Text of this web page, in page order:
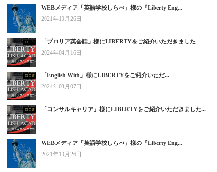
WEBメディア「英語学校しらべ」様の『Liberty Eng...
2021年10月26日
「プロリア英会話」様にLIBERTYをご紹介いただきました...
2024年04月16日
「English With」様にLIBERTYをご紹介いただ...
2024年03月07日
「コンサルキャリア」様にLIBERTYをご紹介いただきました...
WEBメディア「英語学校しらべ」様の『Liberty Eng...
2021年10月26日